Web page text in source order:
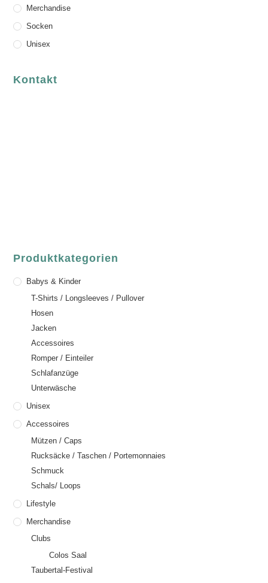
Merchandise
Socken
Unisex
Kontakt
Produktkategorien
Babys & Kinder
T-Shirts / Longsleeves / Pullover
Hosen
Jacken
Accessoires
Romper / Einteiler
Schlafanzüge
Unterwäsche
Unisex
Accessoires
Mützen / Caps
Rucksäcke / Taschen / Portemonnaies
Schmuck
Schals/ Loops
Lifestyle
Merchandise
Clubs
Colos Saal
Taubertal-Festival